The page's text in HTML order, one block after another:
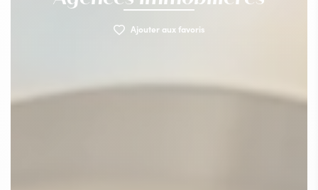
Ajouter aux favoris